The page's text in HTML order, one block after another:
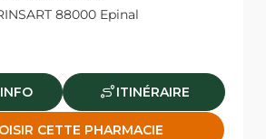
88000 Epinal
ITINÉRAIRE
CETTE PHARMACIE